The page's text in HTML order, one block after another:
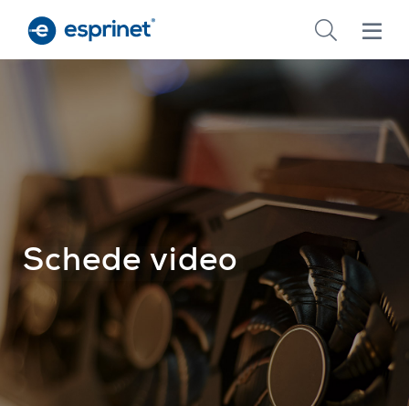
main
Schede video